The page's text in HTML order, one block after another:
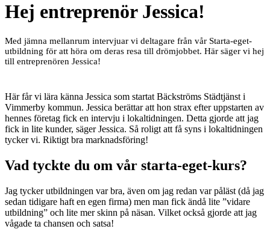
Hej entreprenör Jessica!
Med jämna mellanrum intervjuar vi deltagare från vår Starta-eget-
utbildning för att höra om deras resa till drömjobbet. Här säger vi hej
till entreprenören Jessica!
Här får vi lära känna Jessica som startat Bäckströms Städtjänst i
Vimmerby kommun. Jessica berättar att hon strax efter uppstarten av
hennes företag fick en intervju i lokaltidningen. Detta gjorde att jag
fick in lite kunder, säger Jessica. Så roligt att få syns i lokaltidningen
tycker vi. Riktigt bra marknadsföring!
Vad tyckte du om vår starta-eget-kurs?
Jag tycker utbildningen var bra, även om jag redan var påläst (då jag
sedan tidigare haft en egen firma) men man fick ändå lite ”vidare
utbildning” och lite mer skinn på näsan. Vilket också gjorde att jag
vågade ta chansen och satsa!